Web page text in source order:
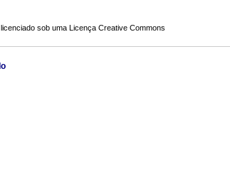
sob uma Licença Creative Commons